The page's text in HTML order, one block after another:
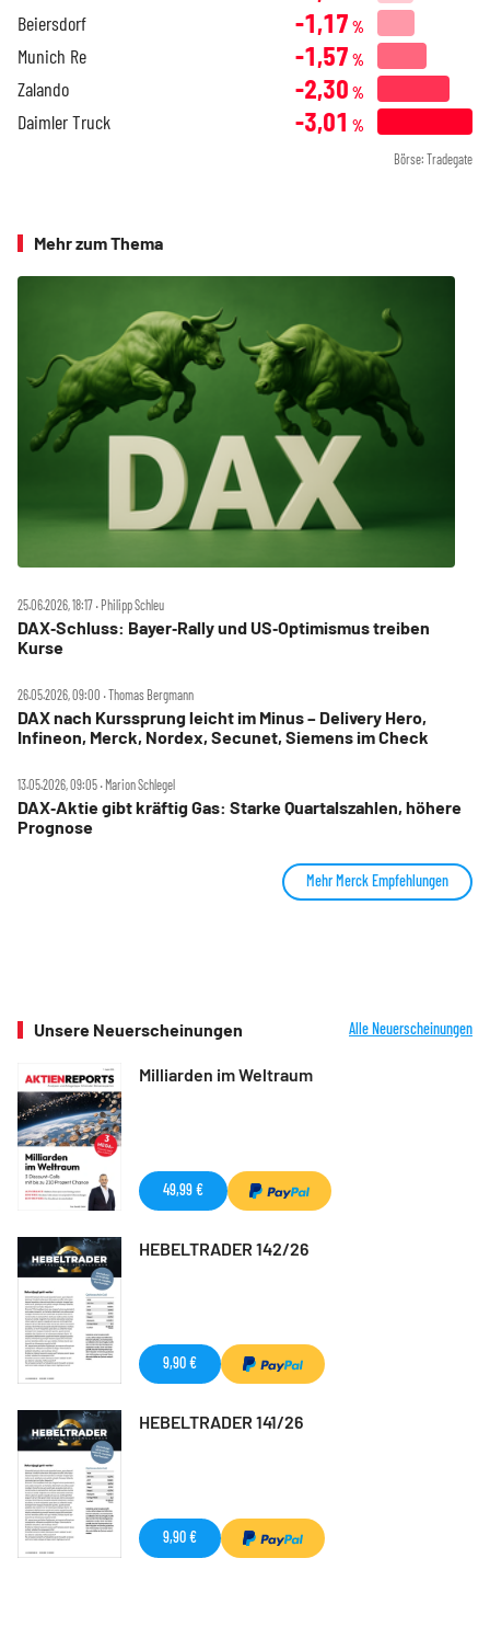
Beiersdorf -1,17 %
Munich Re -1,57 %
Zalando -2,30 %
Daimler Truck -3,01 %
Börse: Tradegate
Mehr zum Thema
25.06.2026, 18:17 ‧ Philipp Schleu
DAX‑Schluss: Bayer‑Rally und US‑Optimismus treiben
Kurse
26.05.2026, 09:00 ‧ Thomas Bergmann
DAX nach Kurssprung leicht im Minus – Delivery Hero,
Infineon, Merck, Nordex, Secunet, Siemens im Check
13.05.2026, 09:05 ‧ Marion Schlegel
DAX‑Aktie gibt kräftig Gas: Starke Quartalszahlen, höhere
Prognose
Mehr Merck Empfehlungen
Unsere Neuerscheinungen Alle Neuerscheinungen
Milliarden im Weltraum
49,99 €
HEBELTRADER 142/26
9,90 €
HEBELTRADER 141/26
9,90 €